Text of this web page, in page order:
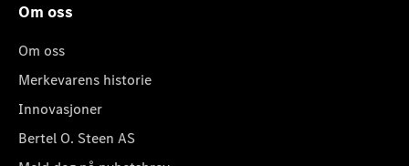
Om oss
Om oss
Merkevarens historie
Innovasjoner
Bertel O. Steen AS